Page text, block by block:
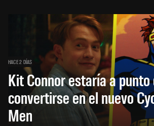
HACE 2 DÍAS
Kit Connor estaría a punto
convertirse en el nuevo
Men